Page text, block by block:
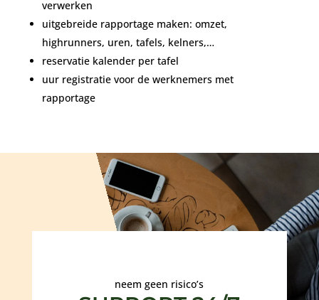
verwerken
uitgebreide rapportage maken: omzet,
highrunners, uren, tafels, kelners,…
reservatie kalender per tafel
uur registratie voor de werknemers met
rapportage
neem geen risico’s